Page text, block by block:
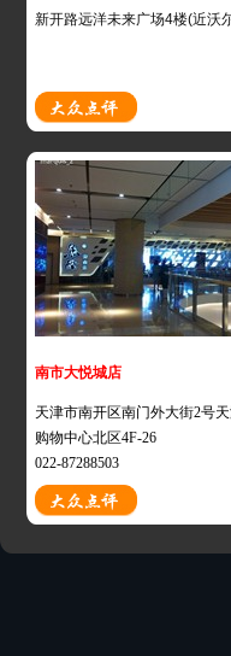
新开路远洋未来广场4楼(近沃
南市大悦城店
天津市南开区南门外大街2号
购物中心北区4F-26
022-87288503